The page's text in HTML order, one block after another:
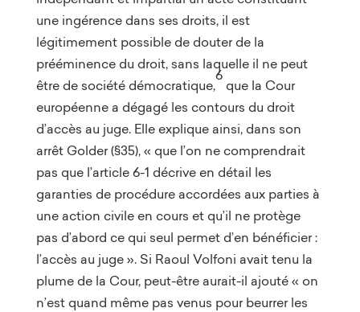
une ingérence dans ses droits, il est
légitimement possible de douter de la
prééminence du droit, sans laquelle il ne peut
être de société démocratique,
6
que la Cour
européenne a dégagé les contours du droit
d’accès au juge. Elle explique ainsi, dans son
arrêt Golder (§35), « que l’on ne comprendrait
pas que l’article 6-1 décrive en détail les
garanties de procédure accordées aux parties à
une action civile en cours et qu’il ne protège
pas d’abord ce qui seul permet d’en bénéficier :
l’accès au juge ». Si Raoul Volfoni avait tenu la
plume de la Cour, peut-être aurait-il ajouté « on
n’est quand même pas venus pour beurrer les